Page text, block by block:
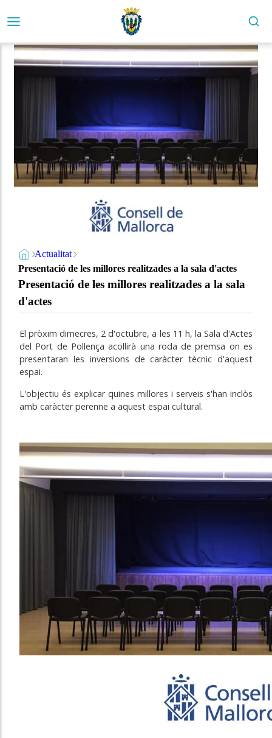
Actualitat
Presentació de les millores realitzades a la sala d'actes
Presentació de les millores realitzades a la sala
d'actes
El pròxim dimecres, 2 d'octubre, a les 11 h, la Sala d'Actes
del Port de Pollença acollirà una roda de premsa on es
presentaran les inversions de caràcter tècnic d'aquest
espai.
L'objectiu és explicar quines millores i serveis s'han inclòs
amb caràcter perenne a aquest espai cultural.